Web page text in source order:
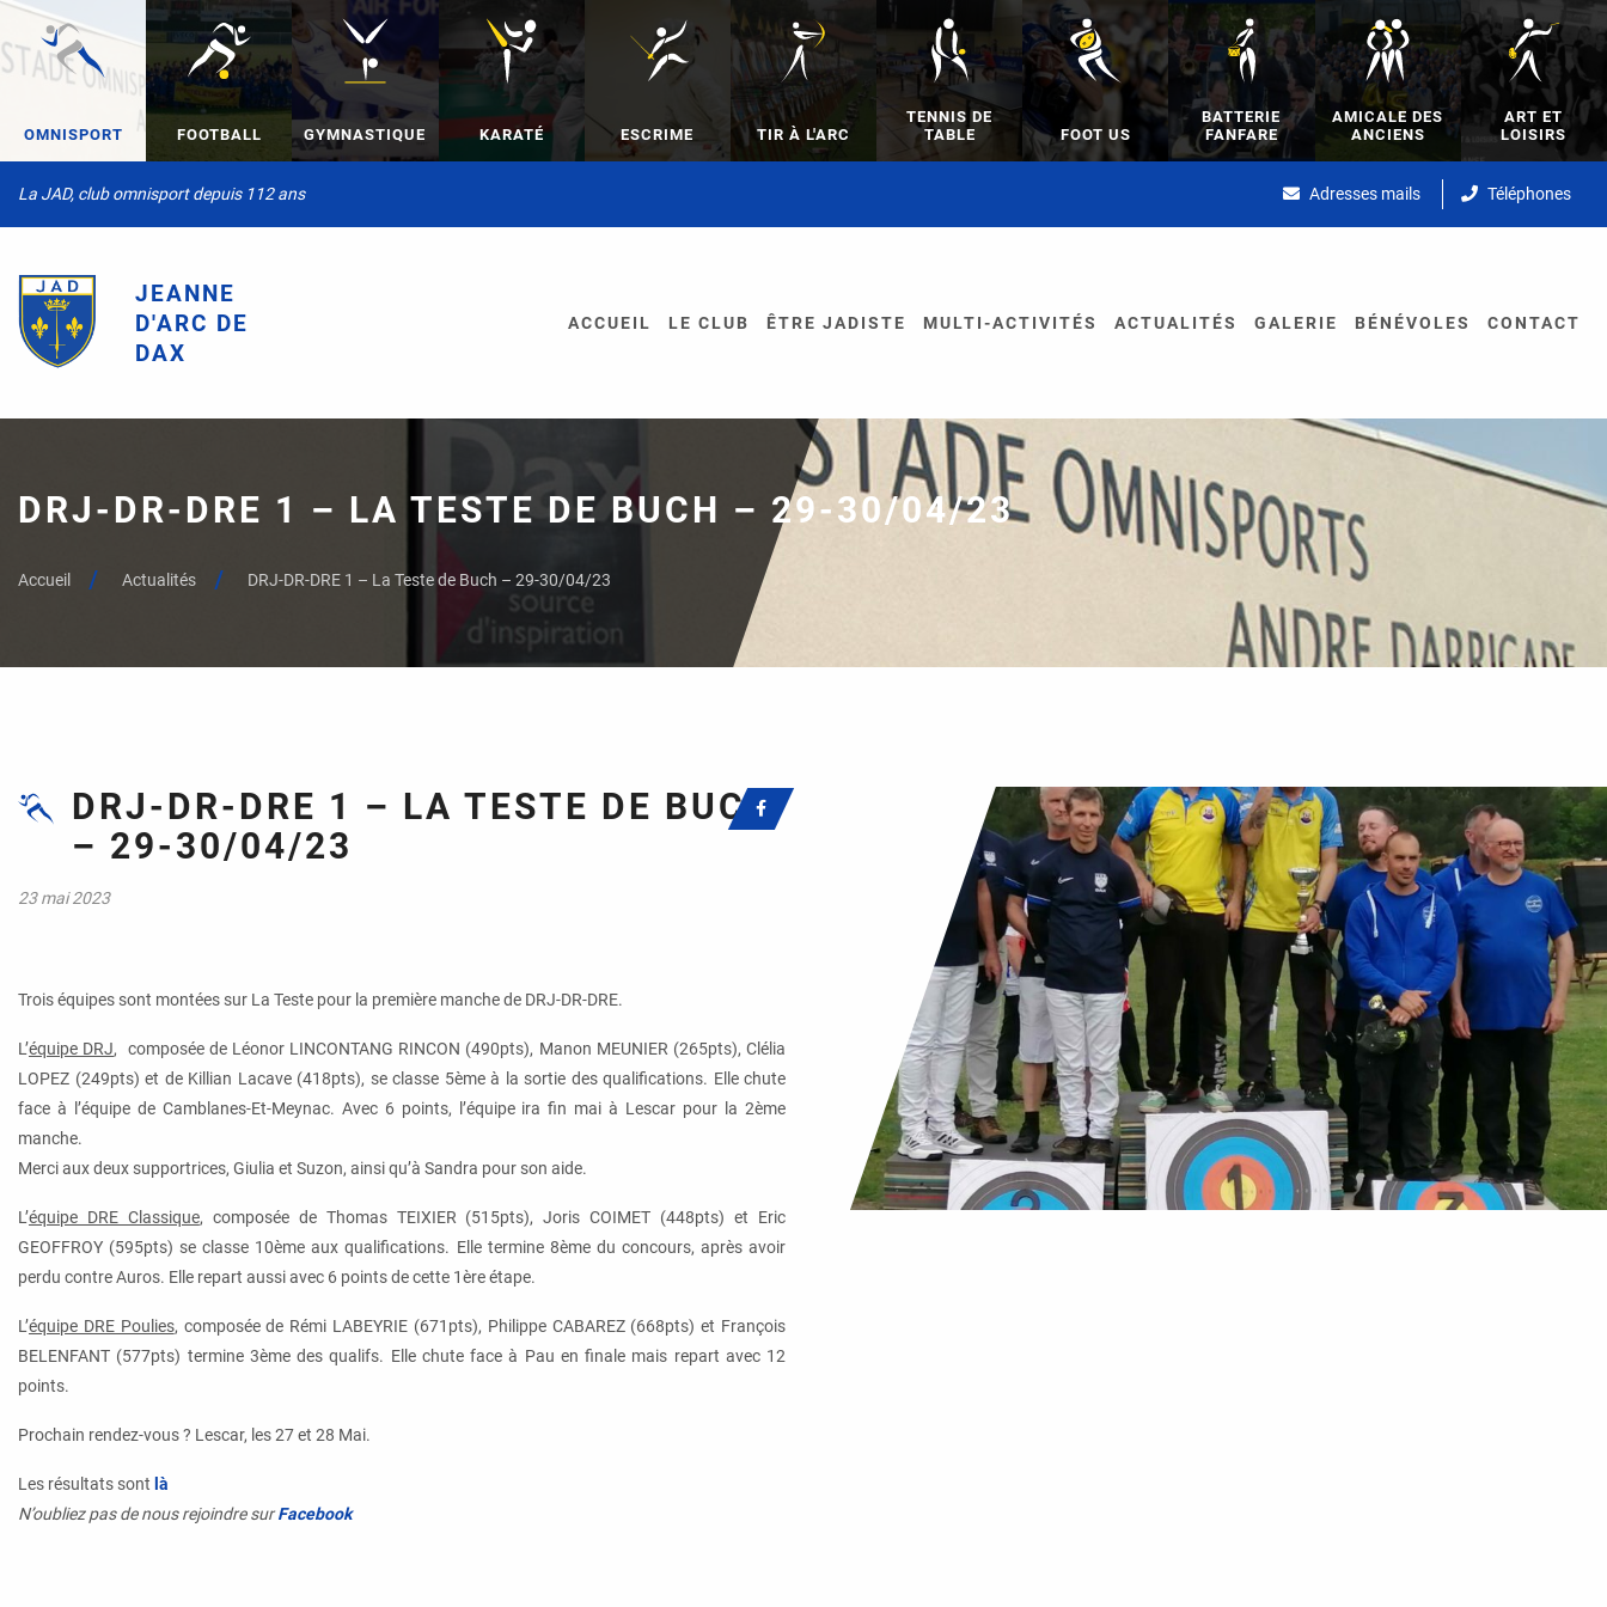
OMNISPORT FOOTBALL GYMNASTIQUE KARATÉ ESCRIME TIR À L'ARC
TENNIS DE
TABLE
FOOT US
BATTERIE
FANFARE
AMICALE DES
ANCIENS
ART ET
LOISIRS
La JAD, club omnisport depuis 112 ans Adresses mails Téléphones
JEANNE
D'ARC DE
DAX
ACCUEIL LE CLUB ÊTRE JADISTE MULTI-ACTIVITÉS ACTUALITÉS GALERIE BÉNÉVOLES CONTACT
DRJ-DR-DRE 1 – LA TESTE DE BUCH – 29-30/04/23
Accueil Actualités DRJ-DR-DRE 1 – La Teste de Buch – 29-30/04/23
DRJ-DR-DRE 1 – LA TESTE DE BUCH
– 29-30/04/23
23 mai 2023
Trois équipes sont montées sur La Teste pour la première manche de DRJ-DR-DRE.
L’équipe DRJ, composée de Léonor LINCONTANG RINCON (490pts), Manon MEUNIER (265pts), Clélia
LOPEZ (249pts) et de Killian Lacave(418pts), se classe 5ème à la sortie des qualifications. Elle chute
face à l’équipe de Camblanes-Et-Meynac. Avec 6 points, l’équipe ira fin mai à Lescar pour la 2ème
manche.
Merci aux deux supportrices, Giulia et Suzon, ainsi qu’à Sandra pour son aide.
L’équipe DRE Classique, composée de Thomas TEIXIER (515pts), Joris COIMET (448pts) et Eric
GEOFFROY (595pts) se classe 10ème aux qualifications. Elle termine 8ème du concours, après avoir
perdu contre Auros. Elle repart aussi avec 6 points de cette 1ère étape.
L’équipe DRE Poulies, composée de Rémi LABEYRIE (671pts), Philippe CABAREZ (668pts) et François
BELENFANT (577pts) termine 3ème des qualifs. Elle chute face à Pau en finale mais repart avec 12
points.
Prochain rendez-vous ? Lescar, les 27 et 28 Mai.
Les résultats sont là
N’oubliez pas de nous rejoindre surFacebook